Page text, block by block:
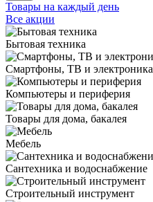
Товары на каждый день
Все акции
Бытовая техника
Смартфоны, ТВ и электроника
Компьютеры и периферия
Товары для дома, бакалея
Мебель
Сантехника и водоснабжение
Строительный инструмент